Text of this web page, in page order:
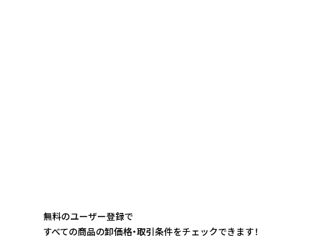
無料のユーザー登録で
すべての商品の卸価格・取引条件をチェックできます！